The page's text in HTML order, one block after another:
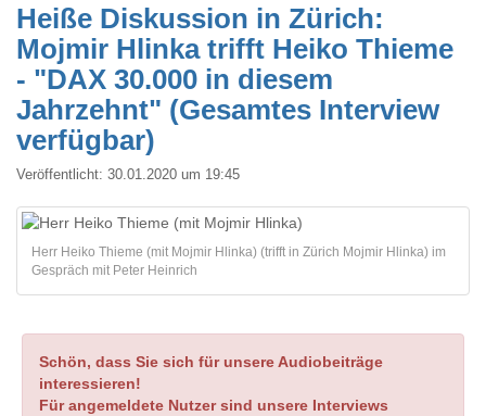
Heiße Diskussion in Zürich:
Mojmir Hlinka trifft Heiko Thieme
- "DAX 30.000 in diesem
Jahrzehnt" (Gesamtes Interview
verfügbar)
Veröffentlicht: 30.01.2020 um 19:45
Herr Heiko Thieme (mit Mojmir Hlinka) (trifft in Zürich Mojmir Hlinka) im
Gespräch mit Peter Heinrich
Schön, dass Sie sich für unsere Audiobeiträge
interessieren!
Für angemeldete Nutzer sind unsere Interviews